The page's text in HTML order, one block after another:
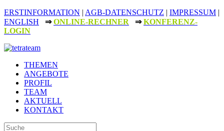
ERSTINFORMATION | AGB-DATENSCHUTZ | IMPRESSUM |
ENGLISH
⇒ONLINE-RECHNER ⇒ KONFERENZ-
LOGIN
THEMEN
ANGEBOTE
PROFIL
TEAM
AKTUELL
KONTAKT